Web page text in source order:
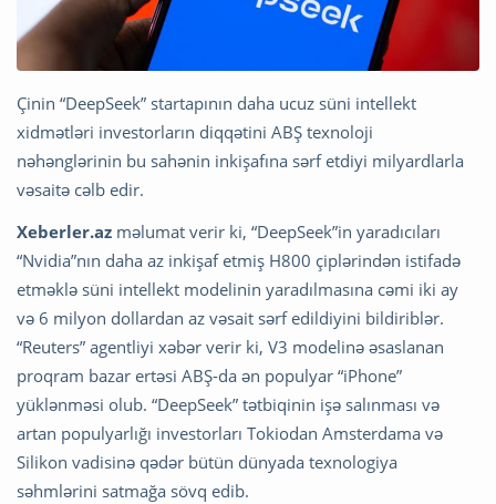
Çinin “DeepSeek” startapının daha ucuz süni intellekt
xidmətləri investorların diqqətini ABŞ texnoloji
nəhənglərinin bu sahənin inkişafına sərf etdiyi milyardlarla
vəsaitə cəlb edir.
Xeberler.az məlumat verir ki, “DeepSeek”in yaradıcıları
“Nvidia”nın daha az inkişaf etmiş H800 çiplərindən istifadə
etməklə süni intellekt modelinin yaradılmasına cəmi iki ay
və 6 milyon dollardan az vəsait sərf edildiyini bildiriblər.
“Reuters” agentliyi xəbər verir ki, V3 modelinə əsaslanan
proqram bazar ertəsi ABŞ-da ən populyar “iPhone”
yüklənməsi olub. “DeepSeek” tətbiqinin işə salınması və
artan populyarlığı investorları Tokiodan Amsterdama və
Silikon vadisinə qədər bütün dünyada texnologiya
səhmlərini satmağa sövq edib.